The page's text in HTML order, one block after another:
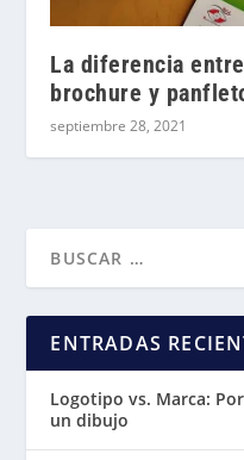
La diferencia
brochure y
septiembre 28, 2021
ENTRADAS
Logotipo vs. Marca:
un dibujo